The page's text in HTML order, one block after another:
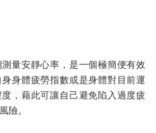
量安靜心率，是一個極簡便有效
身體疲勞指數或是身體對目前運
，藉此可讓自己避免陷入過度疲
險。